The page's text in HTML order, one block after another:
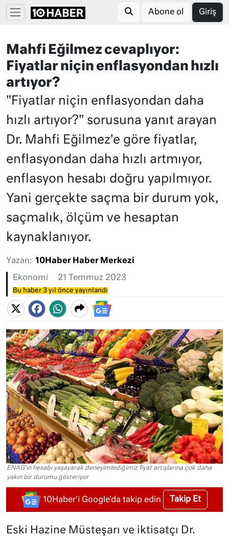
Abone ol Giriş
Mahfi Eğilmez cevaplıyor:
Fiyatlar niçin enflasyondan hızlı
artıyor?
"Fiyatlar niçin enflasyondan daha
hızlı artıyor?" sorusuna yanıt arayan
Dr. Mahfi Eğilmez'e göre fiyatlar,
enflasyondan daha hızlı artmıyor,
enflasyon hesabı doğru yapılmıyor.
Yani gerçekte saçma bir durum yok,
saçmalık, ölçüm ve hesaptan
kaynaklanıyor.
Yazan: 10Haber Haber Merkezi
Ekonomi 21 Temmuz 2023
Bu haber 3 yıl önce yayınlandı
ENAG’ın hesabı yaşayarak deneyimlediğimiz fiyat artışlarına çok daha
yakın bir durumu gösteriyor
10Haber'i Google'da takip edin Takip Et
Eski Hazine Müsteşarı ve iktisatçı Dr.